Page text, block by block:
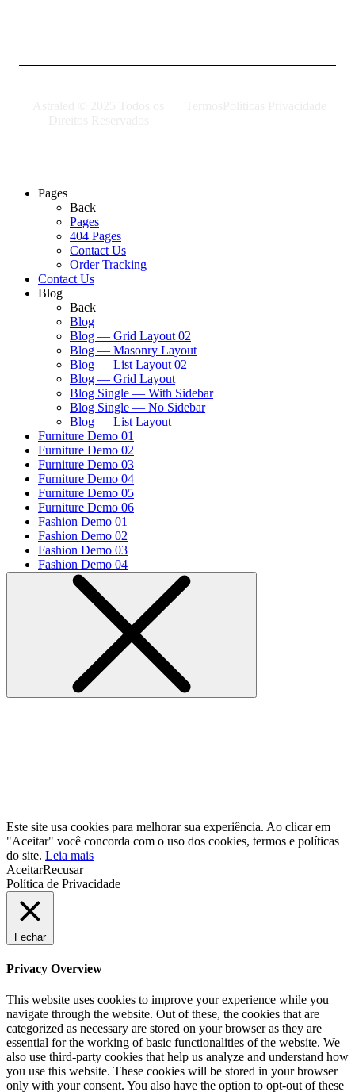
Pages
Back
Pages
404 Pages
Contact Us
Order Tracking
Contact Us
Blog
Back
Blog
Blog — Grid Layout 02
Blog — Masonry Layout
Blog — List Layout 02
Blog — Grid Layout
Blog Single — With Sidebar
Blog Single — No Sidebar
Blog — List Layout
Furniture Demo 01
Furniture Demo 02
Furniture Demo 03
Furniture Demo 04
Furniture Demo 05
Furniture Demo 06
Fashion Demo 01
Fashion Demo 02
Fashion Demo 03
Fashion Demo 04
Este site usa cookies para melhorar sua experiência. Ao clicar em
"Aceitar" você concorda com o uso dos cookies, termos e políticas
do site. Leia mais
AceitarRecusar
Política de Privacidade
Fechar
Privacy Overview
This website uses cookies to improve your experience while you
navigate through the website. Out of these, the cookies that are
categorized as necessary are stored on your browser as they are
essential for the working of basic functionalities of the website. We
also use third-party cookies that help us analyze and understand how
you use this website. These cookies will be stored in your browser
only with your consent. You also have the option to opt-out of these